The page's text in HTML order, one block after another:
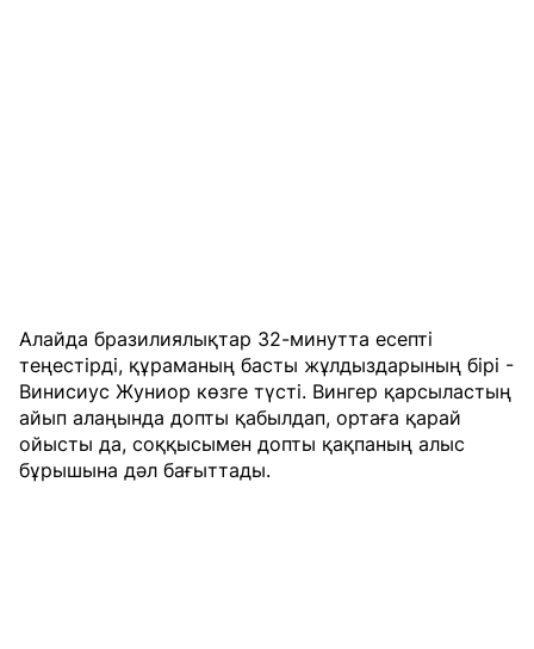
Алайда бразилиялықтар 32-минутта есепті
теңестірді, құраманың басты жұлдыздарының бірі -
Винисиус Жуниор көзге түсті. Вингер қарсыластың
айып алаңында допты қабылдап, ортаға қарай
ойысты да, соққысымен допты қақпаның алыс
бұрышына дәл бағыттады.